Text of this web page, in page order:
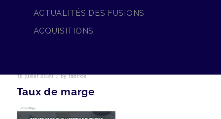
ACTUALITÉS DES FUSIONS
ACQUISITIONS
18 juillet 2020 / byfabrice
Taux de marge